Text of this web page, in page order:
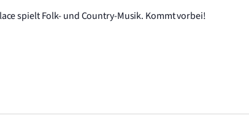
spielt Folk- und Country-Musik. Kommt vorbei!